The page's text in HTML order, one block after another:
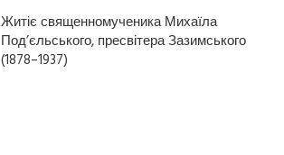
Житіє священномученика Михаїла
Под’єльського, пресвітера Зазимського
(1878–1937)